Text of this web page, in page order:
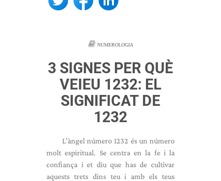
NUMEROLOGIA
3 SIGNES PER QUÈ
VEIEU 1232: EL
SIGNIFICAT DE
1232
L’àngel número 1232 és un número
molt espiritual. Se centra en la fe i la
confiança i et diu que has de cultivar
aquests trets dins teu i amb els teus